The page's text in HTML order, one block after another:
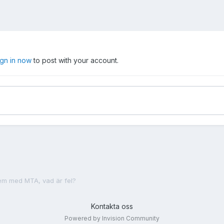
in nowto post with your account.
med MTA, vad är fel?
Kontakta oss
Powered by Invision Community